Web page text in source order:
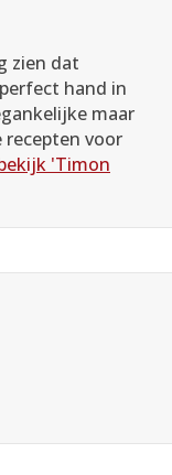
zien dat
hand in
maar
recepten voor
'Timon